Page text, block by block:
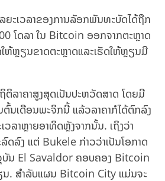
ຍະເວລາຂອງການລັອກພັນທະບັດໄດ້ຖືກ
ໂດລາ ໃນ Bitcoin ອອກຈາກຕະຫຼາດ
ໃຫ້ຫຼຽນຂາດຕະຫຼາດແລະເຮັດໃຫ້ຫຼຽນມີ
ຕິລາຄາສູງສຸດເປັນປະຫວັດສາດ ໂດຍມີ
ຕົ້ນເດືອນພະຈິກນີ້ ແລ້ວລາຄາກໍໄດ້ຕົກລົງ
ວລາຫຼາຍອາທິດຫຼັງຈາກນັ້ນ. ເຖິງວ່າ
ດລົງ ແຕ່ Bukele ກ່າວວ່າເປັນໂອກາດ
ນ El Savaldor ຄອບຄອງ Bitcoin
. ສໍາລັບແຜນ Bitcoin City ແມ່ນຈະ